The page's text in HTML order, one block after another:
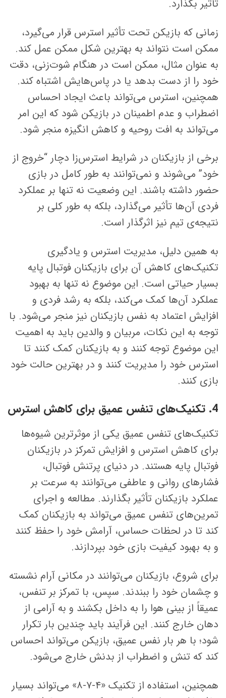
تأثیر بگذارد.
زمانی که بازیکن تحت تأثیر استرس قرار می‌گیرد،
ممکن است نتواند به بهترین شکل ممکن عمل کند.
به عنوان مثال، ممکن است در هنگام شوت‌زنی، دقت
خود را از دست بدهد یا در پاس‌هایش اشتباه کند.
همچنین، استرس می‌تواند باعث ایجاد احساس
اضطراب و عدم اطمینان در بازیکن شود که این امر
می‌تواند به افت روحیه و کاهش انگیزه منجر شود.
برخی از بازیکنان در شرایط استرس‌زا دچار “خروج از
خود” می‌شوند و نمی‌توانند به طور کامل در بازی
حضور داشته باشند. این وضعیت نه تنها بر عملکرد
فردی آن‌ها تأثیر می‌گذارد، بلکه به طور کلی بر
نتیجه‌ی تیم نیز اثرگذار است.
به همین دلیل، مدیریت استرس و یادگیری
تکنیک‌های کاهش آن برای بازیکنان فوتبال پایه
بسیار حیاتی است. این موضوع نه تنها به بهبود
عملکرد آن‌ها کمک می‌کند، بلکه به رشد فردی و
افزایش اعتماد به نفس بازیکنان نیز منجر می‌شود. با
توجه به این نکات، مربیان و والدین باید به اهمیت
این موضوع توجه کنند و به بازیکنان کمک کنند تا
استرس خود را مدیریت کنند و در بهترین حالت خود
بازی کنند.
4. تکنیک‌های تنفس عمیق برای کاهش استرس
تکنیک‌های تنفس عمیق یکی از موثرترین شیوه‌ها
برای کاهش استرس و افزایش تمرکز در بازیکنان
فوتبال پایه هستند. در دنیای پرتنش فوتبال،
فشارهای روانی و عاطفی می‌توانند به سرعت بر
عملکرد بازیکنان تأثیر بگذارند. مطالعه و اجرای
تمرین‌های تنفس عمیق می‌تواند به بازیکنان کمک
کند تا در لحظات حساس، آرامش خود را حفظ کنند
و به بهبود کیفیت بازی خود بپردازند.
برای شروع، بازیکنان می‌توانند در مکانی آرام نشسته
و چشمان خود را ببندند. سپس، با تمرکز بر تنفس،
عمیقاً از بینی هوا را به داخل بکشند و به آرامی از
دهان خارج کنند. این فرآیند باید چندین بار تکرار
شود؛ با هر بار نفس عمیق، بازیکن می‌تواند احساس
کند که تنش و اضطراب از بدنش خارج می‌شود.
همچنین، استفاده از تکنیک «۴-۷-۸» می‌تواند بسیار